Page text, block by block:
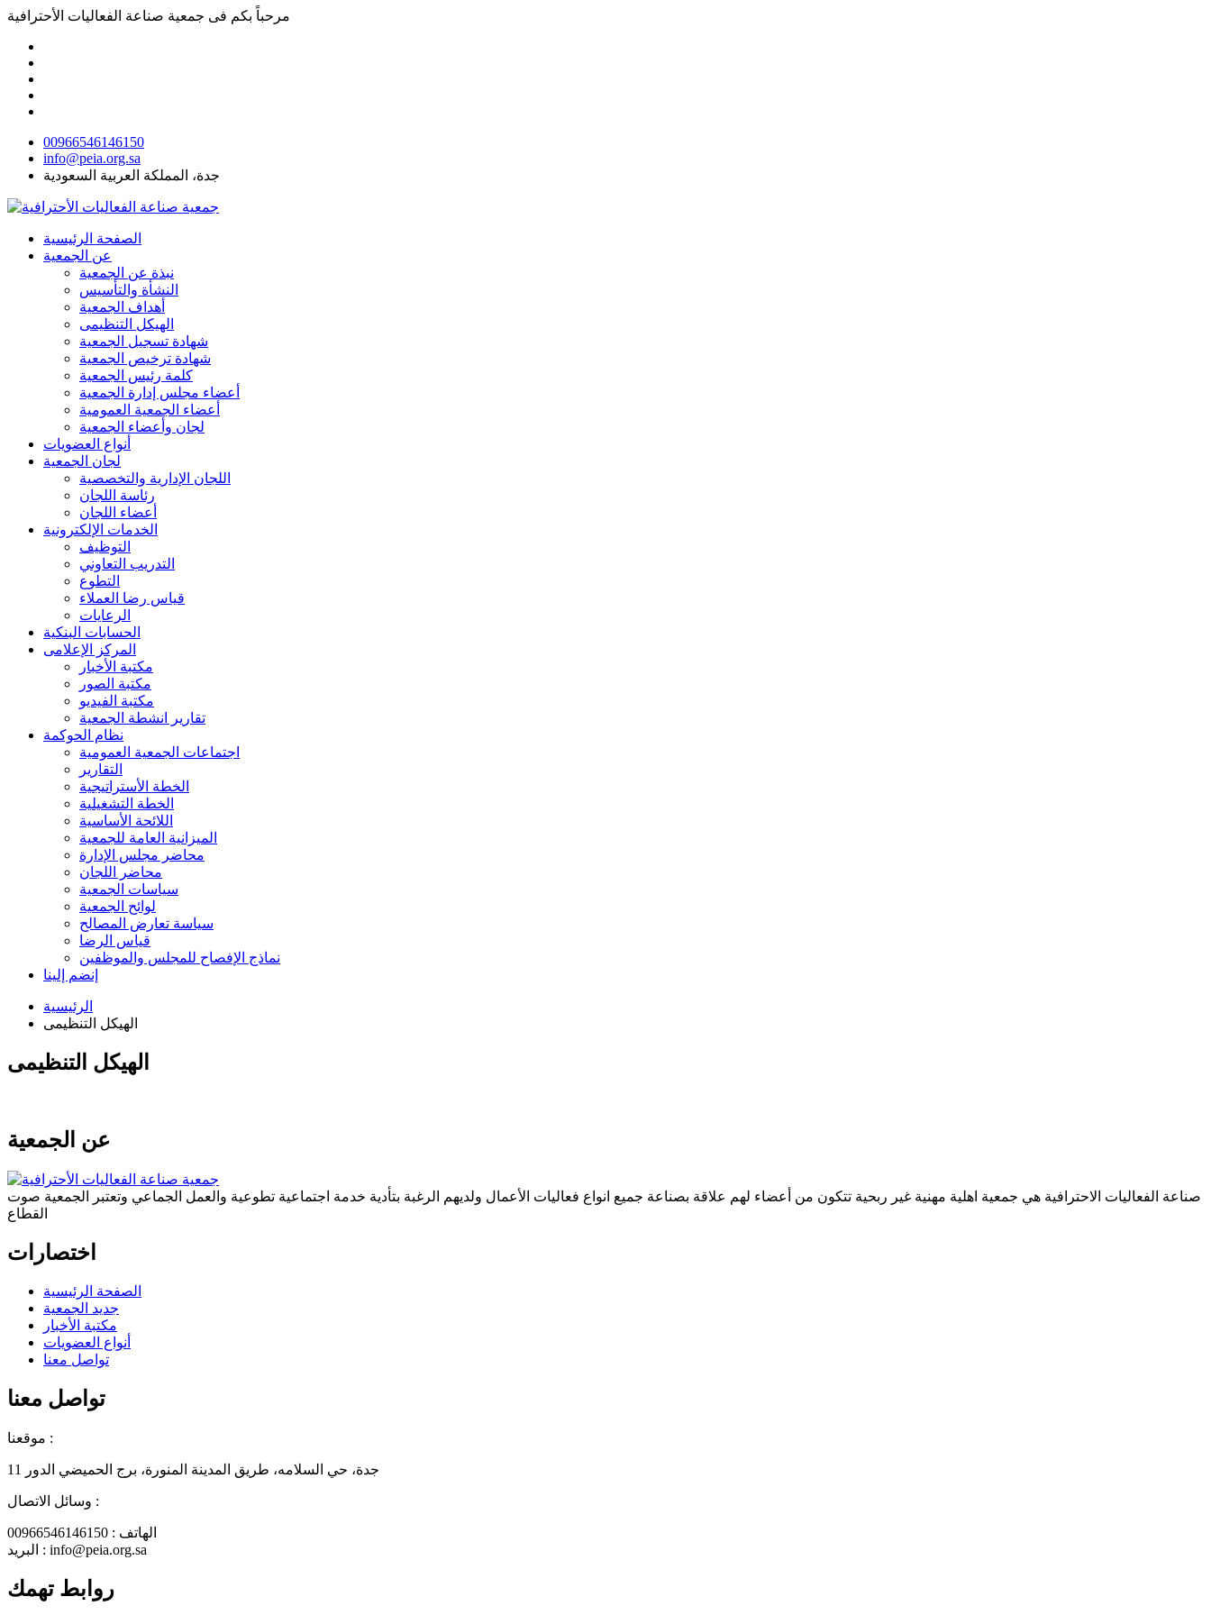
مرحباً بكم فى جمعية صناعة الفعاليات الأحترافية
00966546146150
info@peia.org.sa
جدة، المملكة العربية السعودية
الصفحة الرئيسية
عن الجمعية
نبذة عن الجمعية
النشأة والتأسيس
أهداف الجمعية
الهيكل التنظيمى
شهادة تسجيل الجمعية
شهادة ترخيص الجمعية
كلمة رئيس الجمعية
أعضاء مجلس إدارة الجمعية
أعضاء الجمعية العمومية
لجان وأعضاء الجمعية
أنواع العضويات
لجان الجمعية
اللجان الإدارية والتخصصية
رئاسة اللجان
أعضاء اللجان
الخدمات الإلكترونية
التوظيف
التدريب التعاوني
التطوع
قياس رضا العملاء
الرعايات
الحسابات البنكية
المركز الإعلامى
مكتبة الأخبار
مكتبة الصور
مكتبة الفيديو
تقارير انشطة الجمعية
نظام الحوكمة
اجتماعات الجمعية العمومية
التقارير
الخطة الأستراتيجية
الخطة التشغيلية
اللائحة الأساسية
الميزانية العامة للجمعية
محاضر مجلس الإدارة
محاضر اللجان
سياسات الجمعية
لوائح الجمعية
سياسة تعارض المصالح
قياس الرضا
نماذج الإفصاح للمجلس والموظفين
إنضم إلينا
الرئيسية
الهيكل التنظيمى
الهيكل التنظيمى
عن الجمعية
صناعة الفعاليات الاحترافية هي جمعية اهلية مهنية غير ربحية تتكون من أعضاء لهم علاقة بصناعة جميع انواع فعاليات الأعمال ولديهم الرغبة بتأدية خدمة اجتماعية تطوعية والعمل الجماعي وتعتبر الجمعية صوت
القطاع
اختصارات
الصفحة الرئيسية
جديد الجمعية
مكتبة الأخبار
أنواع العضويات
تواصل معنا
تواصل معنا
موقعنا :
جدة، حي السلامه، طريق المدينة المنورة، برج الحميضي الدور 11
وسائل الاتصال :
الهاتف : 00966546146150
البريد : info@peia.org.sa
روابط تهمك